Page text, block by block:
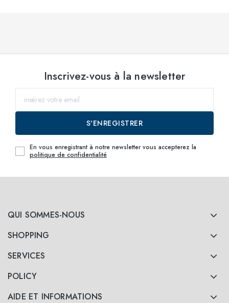
QUI SOMMES-NOUS
SHOPPING
SERVICES
POLICY
AIDE ET INFORMATIONS
Inscrivez-vous à la newsletter
S'ENREGISTRER
En vous enregistrant à notre newsletter vous accepterez la
politique de confidentialité